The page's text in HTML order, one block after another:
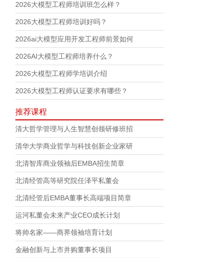
2026大模型工程师培训班怎么样？
2026大模型工程师培训好吗？
2026ai大模型应用开发工程师前景如何
2026AI大模型工程师培养什么？
2026大模型工程师学培训介绍
2026大模型工程师认证要求有哪些？
推荐课程
清大哲学管理与人生智慧创领研修班招
清华大学商业哲学与科技创新企业家研
北清智库商业领袖后EMBA招生简章
北清经管高等研究院任泽平私董会
北清经管后EMBA董事长高端项目简章
运河私董会未来产业CEO成长计划
将帅名家——商界领袖培育计划
金融创新与上市并购董事长项目